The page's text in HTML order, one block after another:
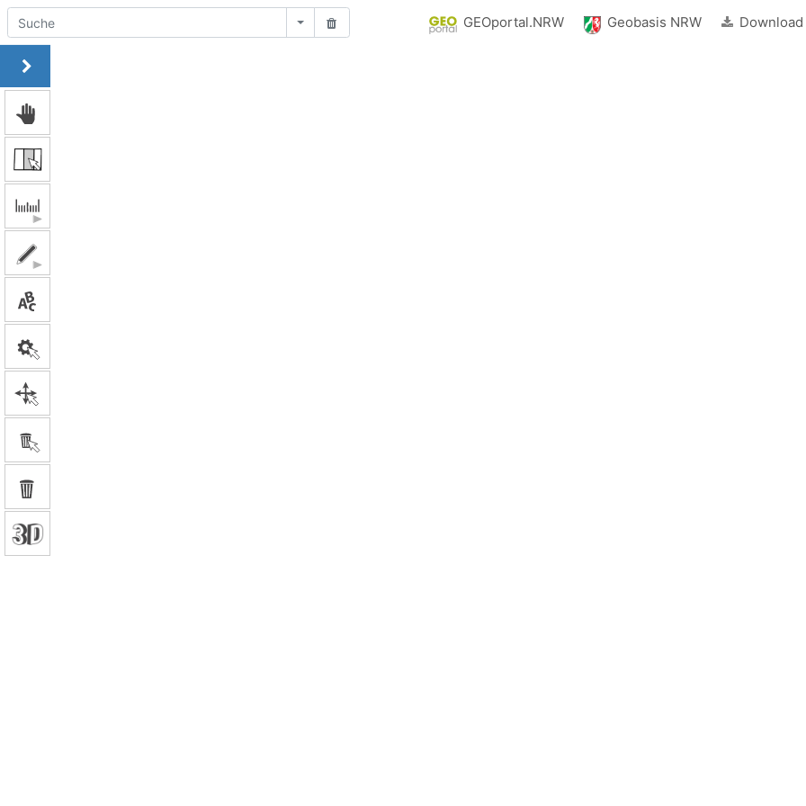
GEOportal.NRW Geobasis NRW Download